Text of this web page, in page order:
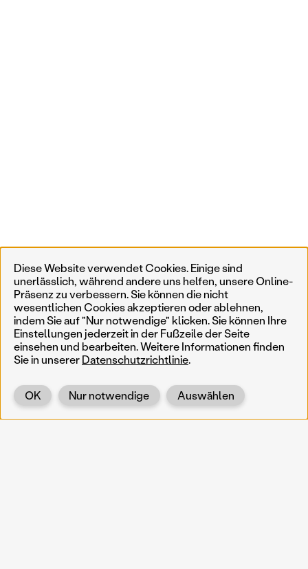
Diese Website verwendet Cookies. Einige sind
unerlässlich, während andere uns helfen, unsere Online-
Präsenz zu verbessern. Sie können die nicht
wesentlichen Cookies akzeptieren oder ablehnen,
indem Sie auf "Nur notwendige" klicken. Sie können Ihre
Einstellungen jederzeit in der Fußzeile der Seite
einsehen und bearbeiten. Weitere Informationen finden
Sie in unsererDatenschutzrichtlinie.
Auswählen
Nur notwendige
OK